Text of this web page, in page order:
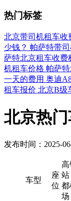
热门标签
北京带司机租车收
少钱？ 帕萨特带
萨特北京租车收费
机租车价格 帕萨
一天的费用 奥迪
租车报价 北京B级
北京热
发布时间：2025-
车型
座
位
高
站
都
场